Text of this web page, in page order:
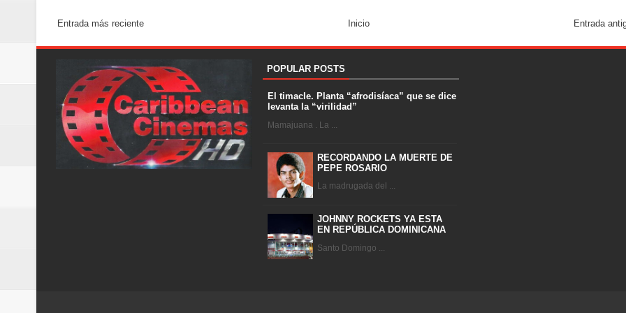
Entrada más reciente Entrada
Inicio
POPULAR POSTS
El timacle. Planta “afrodisíaca” que se dice
levanta la “virilidad”
Mamajuana . La ...
RECORDANDO LA MUERTE DE
PEPE ROSARIO
La madrugada del ...
JOHNNY ROCKETS YA ESTA
EN REPÚBLICA DOMINICANA
Santo Domingo ...